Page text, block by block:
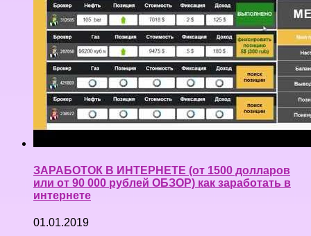
ЗАРАБОТОК В ИНТЕРНЕТЕ (от 1500 долларов
или от 90 000 рублей ОБЗОР) как заработать в
интернете
01.01.2019